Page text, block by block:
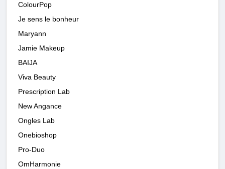
ColourPop
Je sens le bonheur
Maryann
Jamie Makeup
BAIJA
Viva Beauty
Prescription Lab
New Angance
Ongles Lab
Onebioshop
Pro-Duo
OmHarmonie